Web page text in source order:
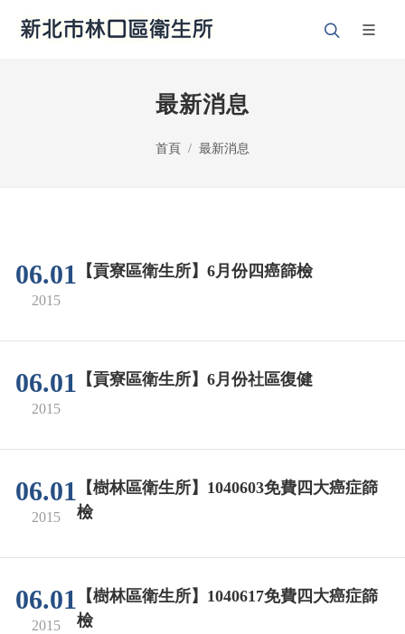
最新消息
首頁 最新消息
06.01
2015
【貢寮區衛生所】6月份四癌篩檢
06.01
2015
【貢寮區衛生所】6月份社區復健
06.01
2015
【樹林區衛生所】1040603免費四大癌症篩
檢
06.01
2015
【樹林區衛生所】1040617免費四大癌症篩
檢